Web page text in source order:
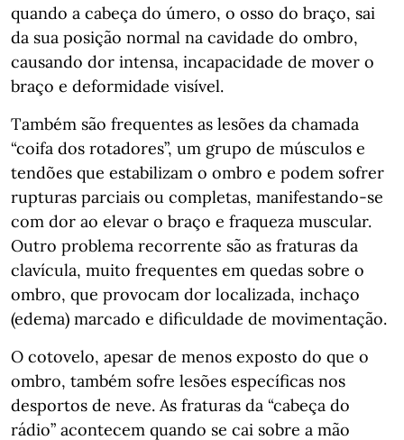
quando a cabeça do úmero, o osso do braço, sai
da sua posição normal na cavidade do ombro,
causando dor intensa, incapacidade de mover o
braço e deformidade visível.
Também são frequentes as lesões da chamada
“coifa dos rotadores”, um grupo de músculos e
tendões que estabilizam o ombro e podem sofrer
rupturas parciais ou completas, manifestando-se
com dor ao elevar o braço e fraqueza muscular.
Outro problema recorrente são as fraturas da
clavícula, muito frequentes em quedas sobre o
ombro, que provocam dor localizada, inchaço
(edema) marcado e dificuldade de movimentação.
O cotovelo, apesar de menos exposto do que o
ombro, também sofre lesões específicas nos
desportos de neve. As fraturas da “cabeça do
rádio” acontecem quando se cai sobre a mão